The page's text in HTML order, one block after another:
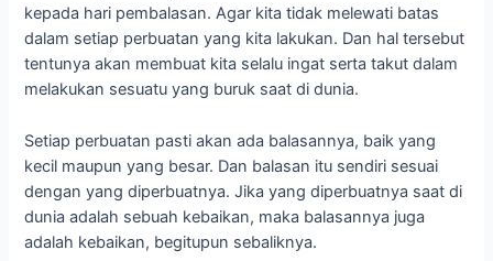
kepada hari pembalasan. Agar kita tidak melewati batas
dalam setiap perbuatan yang kita lakukan. Dan hal tersebut
tentunya akan membuat kita selalu ingat serta takut dalam
melakukan sesuatu yang buruk saat di dunia.
Setiap perbuatan pasti akan ada balasannya, baik yang
kecil maupun yang besar. Dan balasan itu sendiri sesuai
dengan yang diperbuatnya. Jika yang diperbuatnya saat di
dunia adalah sebuah kebaikan, maka balasannya juga
adalah kebaikan, begitupun sebaliknya.